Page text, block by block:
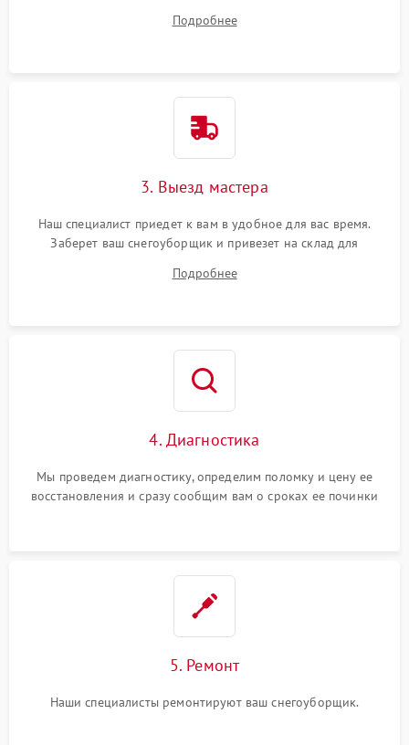
Подробнее
3. Выезд мастера
Наш специалист приедет к вам в удобное для вас время.
Заберет ваш снегоуборщик и привезет на склад для
Подробнее
4. Диагностика
Мы проведем диагностику, определим поломку и цену ее
восстановления и сразу сообщим вам о сроках ее починки
5. Ремонт
Наши специалисты ремонтируют ваш снегоуборщик.